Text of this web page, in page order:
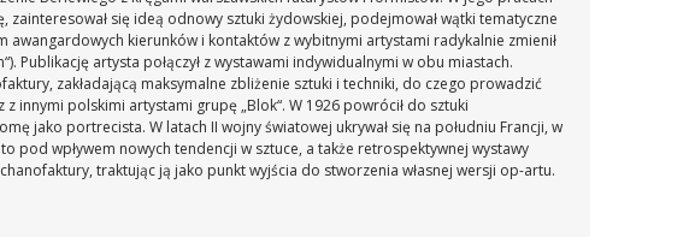
się ideą odnowy sztuki żydowskiej, podejmował wątki tematyczne
awangardowych kierunków i kontaktów z wybitnymi artystami radykalnie zmienił
Publikację artysta połączył z wystawami indywidualnymi w obu miastach.
zakładającą maksymalne zbliżenie sztuki i techniki, do czego prowadzić
innymi polskimi artystami grupę „Blok“. W 1926 powrócił do sztuki
jako portrecista. W latach II wojny światowej ukrywał się na południu Francji, w
pod wpływem nowych tendencji w sztuce, a także retrospektywnej wystawy
traktując ją jako punkt wyjścia do stworzenia własnej wersji op-artu.